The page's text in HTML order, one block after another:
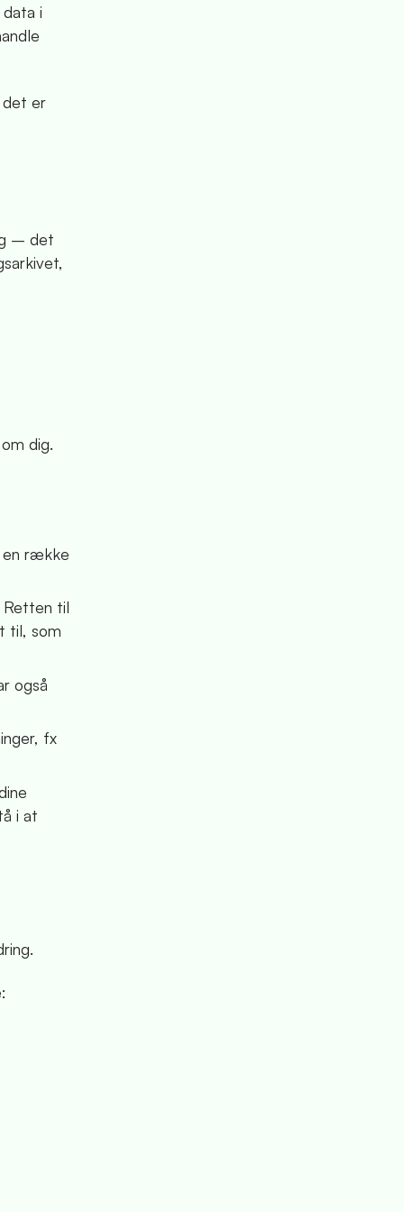
i
det er
– det
dig.
en række
Retten til
til, som
også
fx
i at